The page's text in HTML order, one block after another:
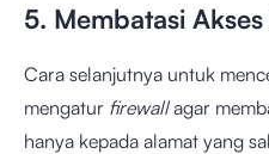
5. Membatasi Akses
Cara selanjutnya untuk
mengatur firewallagar
hanya kepada alamat yang